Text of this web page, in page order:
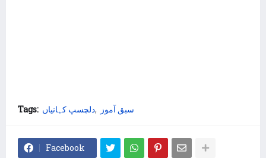
Tags: دلچسپ کہانیاں سبق آموز
Facebook